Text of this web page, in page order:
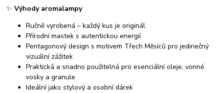
✨Výhody aromalampy
Ručně vyrobená – každý kus je originál
Přírodní mastek s autentickou energií
Pentagonový design s motivem Třech Měsíců pro jedinečný
vizuální zážitek
Praktická a snadno použitelná pro esenciální oleje, vonné
vosky a granule
Ideální jako stylový a osobní dárek